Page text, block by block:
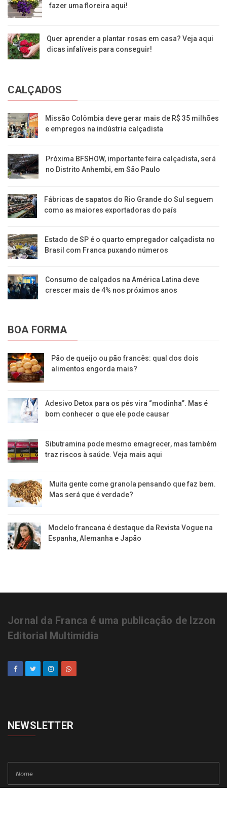
fazer uma floreira aqui!
Quer aprender a plantar rosas em casa? Veja aqui
dicas infalíveis para conseguir!
CALÇADOS
Missão Colômbia deve gerar mais de R$ 35 milhões
e empregos na indústria calçadista
Próxima BFSHOW, importante feira calçadista, será
no Distrito Anhembi, em São Paulo
Fábricas de sapatos do Rio Grande do Sul seguem
como as maiores exportadoras do país
Estado de SP é o quarto empregador calçadista no
Brasil com Franca puxando números
Consumo de calçados na América Latina deve
crescer mais de 4% nos próximos anos
BOA FORMA
Pão de queijo ou pão francês: qual dos dois
alimentos engorda mais?
Adesivo Detox para os pés vira “modinha”. Mas é
bom conhecer o que ele pode causar
Sibutramina pode mesmo emagrecer, mas também
traz riscos à saúde. Veja mais aqui
Muita gente come granola pensando que faz bem.
Mas será que é verdade?
Modelo francana é destaque da Revista Vogue na
Espanha, Alemanha e Japão
Jornal da Franca é uma publicação de Izzon
Editorial Multimídia
NEWSLETTER